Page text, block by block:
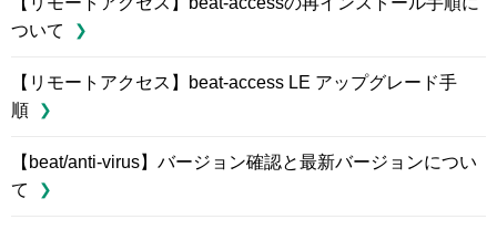
ついて
【リモートアクセス】beat-access LE アップグレード手
順
【beat/anti-virus】バージョン確認と最新バージョンについ
て